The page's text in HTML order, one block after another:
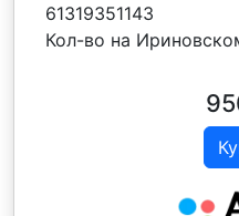
61319351143
Кол-во на